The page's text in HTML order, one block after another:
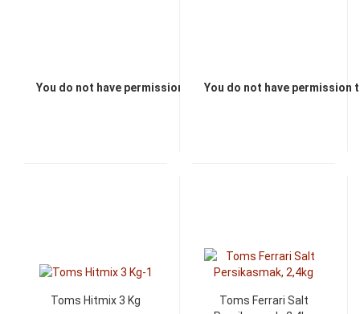
You do not have permission to view the prices
You do not have permission
Toms Hitmix 3 Kg
Toms Ferrari Salt